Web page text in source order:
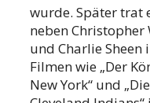
wurde. Später trat
neben Christopher
und Charlie Sheen
Filmen wie „Der
New York“ und „Die